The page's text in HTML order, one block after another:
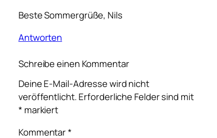
Beste Sommergrüße, Nils
Antworten
Schreibe einen Kommentar
Deine E-Mail-Adresse wird nicht
veröffentlicht.Erforderliche Felder sind mit
* markiert
Kommentar*